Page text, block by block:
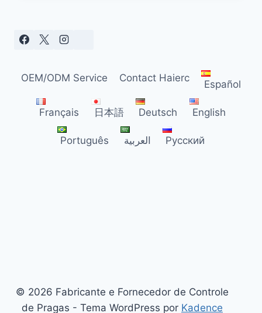
PARA
BRASIL
OEM/ODM Service Contact Haierc
Español
Français 日本語 Deutsch English
Português العربية Русский
© 2026 Fabricante e Fornecedor de Controle
de Pragas - Tema WordPress por Kadence